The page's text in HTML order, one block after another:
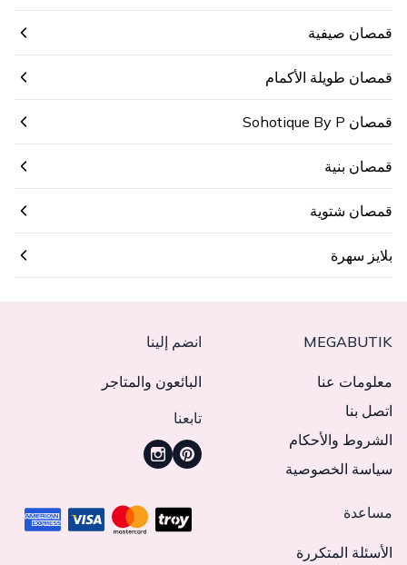
قمصان صيفية
قمصان طويلة الأكمام
قمصان Sohotique By P
قمصان بنية
قمصان شتوية
بلايز سهرة
MEGABUTIK
معلومات عنا
اتصل بنا
الشروط والأحكام
سياسة الخصوصية
انضم إلينا
البائعون والمتاجر
تابعنا
مساعدة
الأسئلة المتكررة